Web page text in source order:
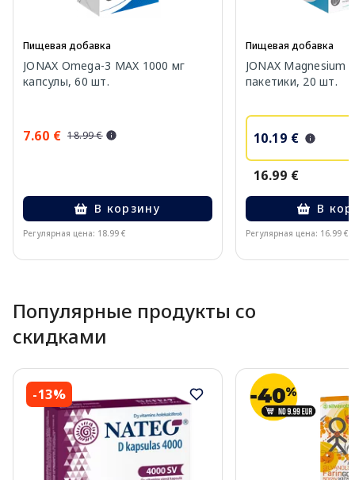
Пищевая добавка
JONAX Omega-3 MAX 1000 мг
капсулы, 60 шт.
7.60 € 18.99 €
В корзину
Регулярная цена: 18.99 €
Пищевая добавка
JONAX Magnesium
пакетики, 20 шт.
10.19 €
16.99 €
В
Регулярная цена: 16.99 €
Популярные продукты со
скидками
-13%